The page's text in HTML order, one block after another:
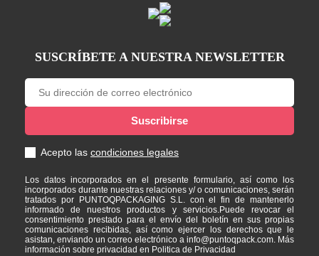
SUSCRÍBETE A NUESTRA NEWSLETTER
Acepto las condiciones legales
Los datos incorporados en el presente formulario, así como los
incorporados durante nuestras relaciones y/ o comunicaciones, serán
tratados por PUNTOQPACKAGING S.L. con el fin de mantenerlo
informado de nuestros productos y servicios.Puede revocar el
consentimiento prestado para el envío del boletín en sus propias
comunicaciones recibidas, así como ejercer los derechos que le
asistan, enviando un correo electrónico a info@puntoqpack.com. Más
información sobre privacidad en Politica de Privacidad